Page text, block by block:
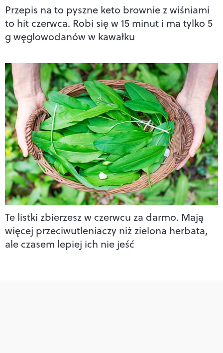
Przepis na to pyszne keto brownie z wiśniami
to hit czerwca. Robi się w 15 minut i ma tylko 5
g węglowodanów w kawałku
Te listki zbierzesz w czerwcu za darmo. Mają
więcej przeciwutleniaczy niż zielona herbata,
ale czasem lepiej ich nie jeść